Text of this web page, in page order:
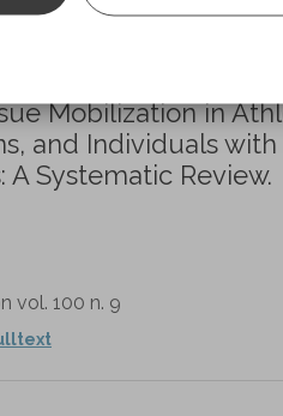
Mobilization in
and Individuals
Systematic Review.
vol. 100 n. 9